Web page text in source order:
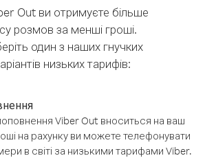
Out ви отримуєте більше
розмов за менші гроші.
один з наших гнучких
низьких тарифів:
Viber Out вноситься на ваш
на рахунку ви можете телефонувати
в світі за низькими тарифами Viber.